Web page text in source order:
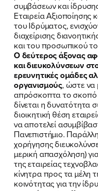
ΠΟΙΑ
ΕΡΓΟ
ΝΕΑ
ΕΛΑ ΚΙ
συμβάσεων και
Εταιρεία Αξιοποίησης
του Ιδρύματος,
διαχείρισης
και του προσωπικού
Ο δεύτερος άξονας
και διευκολύνσεων
ερευνητικές ομάδες
οργανισμούς, ώστε να
απρόσκοπτα το σκοπό
δίνεται η δυνατότητα
διοικητική θέση
να αποτελεί
Πανεπιστήμιο.
χορήγησης
μερική απασχόληση)
της εταιρείας
κίνητρα προς τα μέλη
κοινότητας για την